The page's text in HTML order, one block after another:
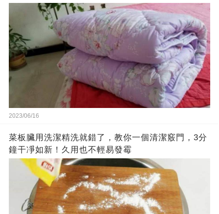
2023/06/16
菜板臟用洗潔精洗就錯了，教你一個清潔竅門，3分
鐘干凈如新！久用也不輕易發霉